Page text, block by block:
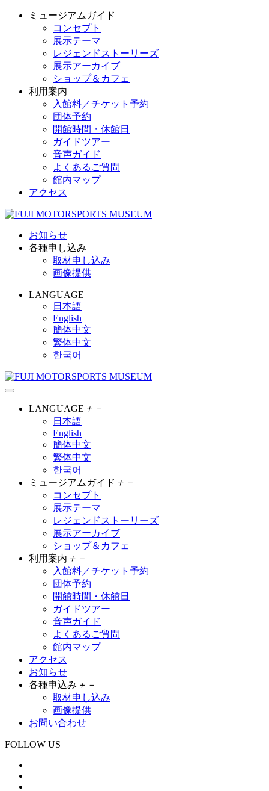
ミュージアムガイド
コンセプト
展示テーマ
レジェンドストーリーズ
展示アーカイブ
ショップ＆カフェ
利用案内
入館料／チケット予約
団体予約
開館時間・休館日
ガイドツアー
音声ガイド
よくあるご質問
館内マップ
アクセス
お知らせ
各種申し込み
取材申し込み
画像提供
LANGUAGE
日本語
English
簡体中文
繁体中文
한국어
LANGUAGE ＋ －
日本語
English
簡体中文
繁体中文
한국어
ミュージアムガイド ＋ －
コンセプト
展示テーマ
レジェンドストーリーズ
展示アーカイブ
ショップ＆カフェ
利用案内 ＋ －
入館料／チケット予約
団体予約
開館時間・休館日
ガイドツアー
音声ガイド
よくあるご質問
館内マップ
アクセス
お知らせ
各種申込み ＋ －
取材申し込み
画像提供
お問い合わせ
FOLLOW US